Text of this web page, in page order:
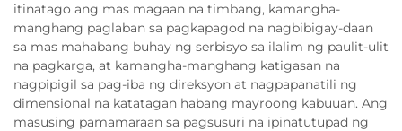
itinatago ang mas magaan na timbang, kamangha-
manghang paglaban sa pagkapagod na nagbibigay-daan
sa mas mahabang buhay ng serbisyo sa ilalim ng paulit-ulit
na pagkarga, at kamangha-manghang katigasan na
nagpipigil sa pag-iba ng direksyon at nagpapanatili ng
dimensional na katatagan habang mayroong kabuuan. Ang
masusing pamamaraan sa pagsusuri na ipinatutupad ng